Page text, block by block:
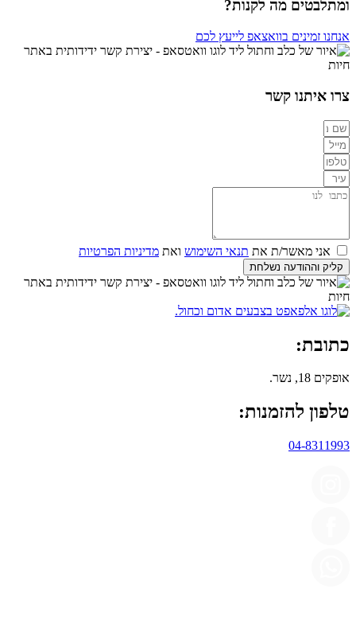
ומתלבטים מה לקנות?
אנחנו זמינים בוואצאפ לייעץ לכם
צרו איתנו קשר
אני מאשר/ת את תנאי השימוש ואת מדיניות הפרטיות
קליק וההודעה נשלחת
כתובת:
אופקים 18, נשר.
טלפון להזמנות:
04-8311993